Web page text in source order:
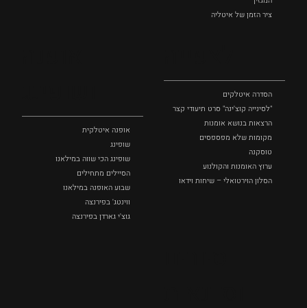
ציר הזמן של איטליה
הסדרה איטלקים
"לסינייה קוצ'ינה" סרט תיעודי קצר
הרצאות בנושא אומנות
מקומות שלא מפספסים
טוסקנה
ערוץ האומנות והקולנוע
הסלון הוירטואלי – שיחות וידאו
אופנה איטלקית
שופינג
שופינג הכי שווה במילאנו
הסיילים מתחילים
שבוע האופנה במילאנו
ווינטג' בפירנצה
גוצ'י גארדן בפירנצה